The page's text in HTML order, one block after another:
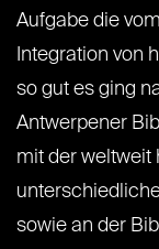
Aufgabe die
Integration von
so gut es ging
Antwerpener
mit der weltweit
sowie an der